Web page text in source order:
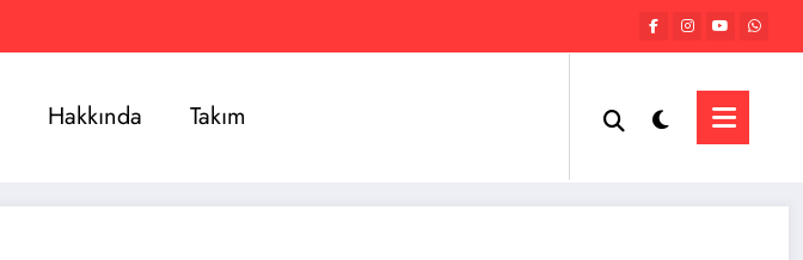
Hakkında Takım